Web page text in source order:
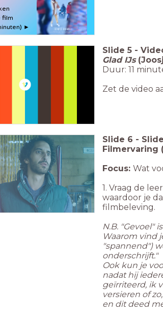
film
►
Slide 5 -
Glad IJs
Duur: 11
Zet de video
Slide 6 - Slide
Filmervaring
Focus: Wat
1. Vraag de
waardoor je
filmbeleving.
N.B. "Gevoel"
Waarom vind
"spannend")
onderschrijft."
Ook kun je
nadat hij
geïrriteerd, ik
versieren of
en dit deed